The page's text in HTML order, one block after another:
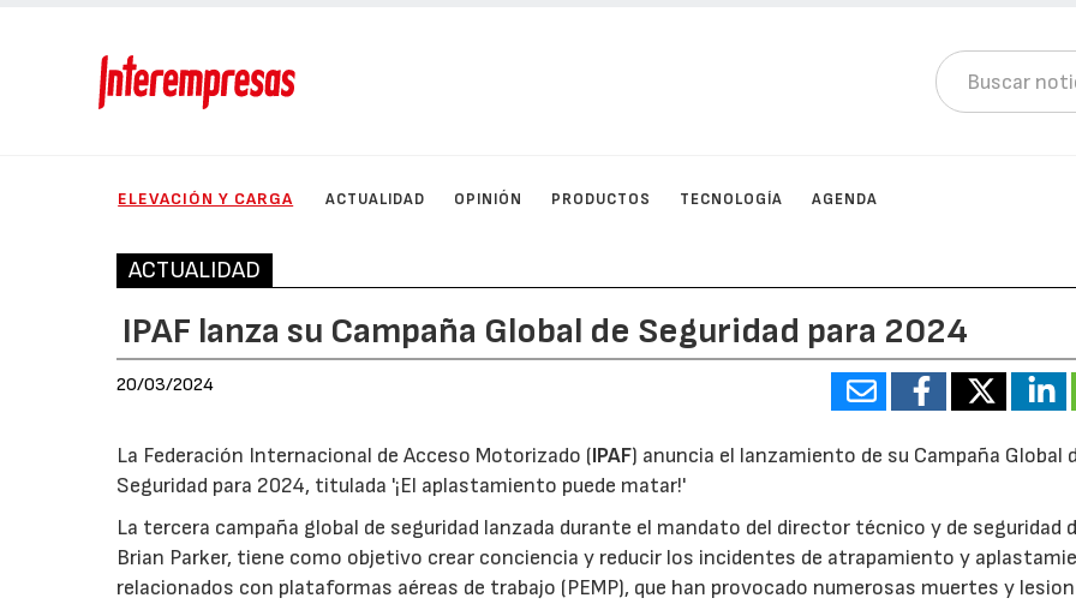
ELEVACIÓN Y CARGA ACTUALIDAD OPINIÓN PRODUCTOS TECNOLOGÍA AGENDA
ACTUALIDAD
IPAF lanza su Campaña Global de Seguridad para 2024
20/03/2024
La Federación Internacional de Acceso Motorizado (IPAF) anuncia el lanzamiento de su Campaña Global
Seguridad para 2024, titulada '¡El aplastamiento puede matar!'
La tercera campaña global de seguridad lanzada durante el mandato del director técnico y de seguridad
Brian Parker, tiene como objetivo crear conciencia y reducir los incidentes de atrapamiento y
relacionados con plataformas aéreas de trabajo (PEMP), que han provocado numerosas muertes y